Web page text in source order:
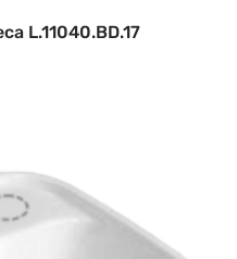
L.11040.BD.17